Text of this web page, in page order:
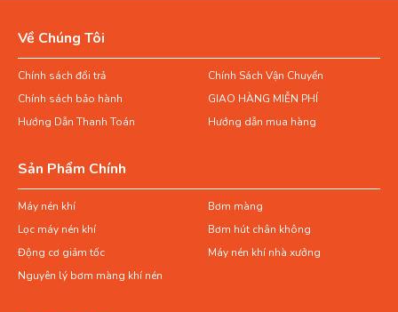
Về Chúng Tôi
Chính sách đổi trả
Chính Sách Vận Chuyển
Chính sách bảo hành
GIAO HÀNG MIỄN PHÍ
Hướng Dẫn Thanh Toán
Hướng dẫn mua hàng
Sản Phẩm Chính
Máy nén khí
Bơm màng
Lọc máy nén khí
Bơm hút chân không
Động cơ giảm tốc
Máy nén khí nhà xưởng
Nguyên lý bơm màng khí nén